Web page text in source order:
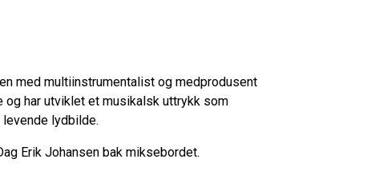
med multiinstrumentalist og medprodusent
og har utviklet et musikalsk uttrykk som
lydbilde.
Erik Johansen bak miksebordet.